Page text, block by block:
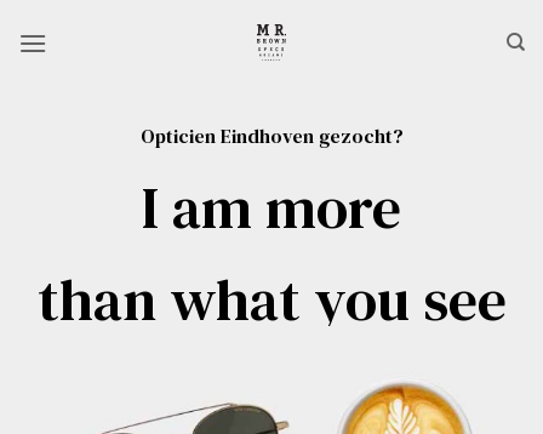
naar
Opticien Eindhoven gezocht?
I am more
than what you see